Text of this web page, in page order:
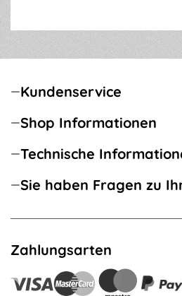
Kundenservice
Shop Informationen
Technische
Sie haben Fragen zu
Zahlungsarten